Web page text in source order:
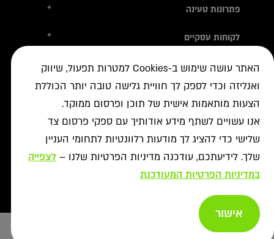
פתרונות טעינה +
טסלה
עמדות טעינה
אביזרי טעינה
עמדות דרך יבואני הרכב
פתרונות לעסקים
רשת ON לטעינת רכבים חשמליים
לקוחות עסקיים +
נדל"ן מסחרי לרשת הטעינה
רשויות ומכרזים
פתרונות ניהול אנרגיה
פתרונות טעינה לאוטובוסים
יעוץ
פתרונות אגירת אנרגיה
כל הפתרונות
רכישת עמדות טעינה
מידע שימושי
איתור עמדה ב-ON
אישורים נדרשים
מסמך גילוי
תעודות אחריות
מאגרי מידע
שאלות ותשובות
אזור מתקינים
אודות +
מדיניות נגישות
ביטול עסקה
ביטול עסקה
ייעוץ בחירת
האתר עושה שימוש ב-Cookies למטרות תפעול, שיווק
ואנליזה וכדי לספק לך חוויית גלישה טובה יותר הכוללת
הצעות מותאמות אישית של תוכן ופרסום ממוקד.
אנו עשויים לשתף מידע אודותיך עם ספקי פרסום צד
שלישי כדי להציג לך מודעות רלוונטיות לתחומי העניין
שלך. לידיעתכם, עודכנה מדיניות הפרטיות שלנו – לצפייה
במדיניות הפרטיות המעודכנת
אישור